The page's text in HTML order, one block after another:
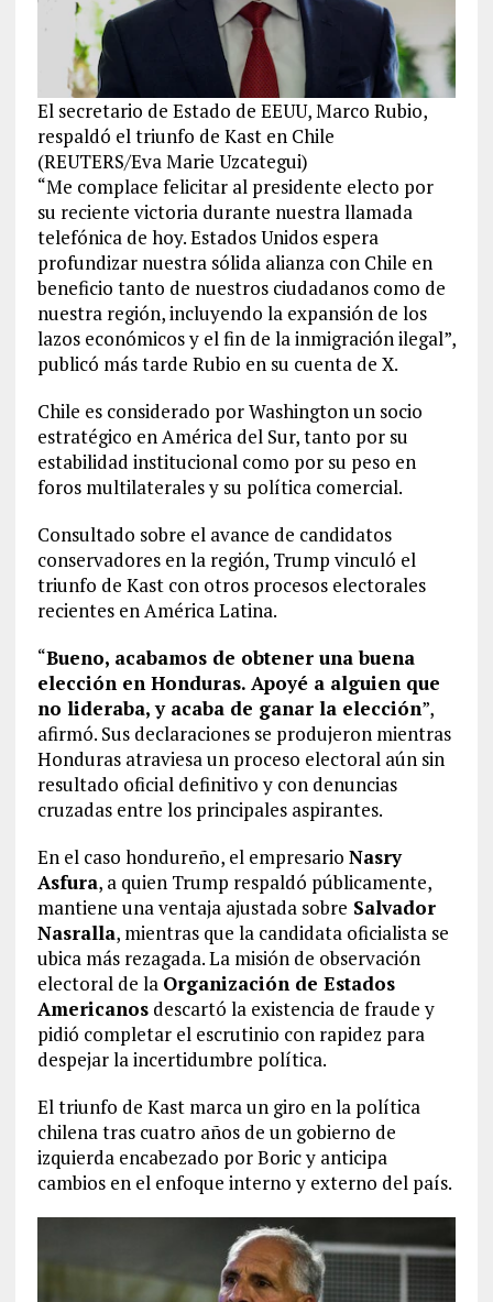
El secretario de Estado de EEUU, Marco Rubio,
respaldó el triunfo de Kast en Chile
(REUTERS/Eva Marie Uzcategui)
“Me complace felicitar al presidente electo por
su reciente victoria durante nuestra llamada
telefónica de hoy. Estados Unidos espera
profundizar nuestra sólida alianza con Chile en
beneficio tanto de nuestros ciudadanos como de
nuestra región, incluyendo la expansión de los
lazos económicos y el fin de la inmigración ilegal”,
publicó más tarde Rubio en su cuenta de X.
Chile es considerado por Washington un socio
estratégico en América del Sur, tanto por su
estabilidad institucional como por su peso en
foros multilaterales y su política comercial.
Consultado sobre el avance de candidatos
conservadores en la región, Trump vinculó el
triunfo de Kast con otros procesos electorales
recientes en América Latina.
“Bueno, acabamos de obtener una buena
elección en Honduras. Apoyé a alguien que
no lideraba, y acaba de ganar la elección”,
afirmó. Sus declaraciones se produjeron mientras
Honduras atraviesa un proceso electoral aún sin
resultado oficial definitivo y con denuncias
cruzadas entre los principales aspirantes.
En el caso hondureño, el empresario Nasry
Asfura, a quien Trump respaldó públicamente,
mantiene una ventaja ajustada sobre Salvador
Nasralla, mientras que la candidata oficialista se
ubica más rezagada. La misión de observación
electoral de la Organización de Estados
Americanosdescartó la existencia de fraude y
pidió completar el escrutinio con rapidez para
despejar la incertidumbre política.
El triunfo de Kast marca un giro en la política
chilena tras cuatro años de un gobierno de
izquierda encabezado por Boric y anticipa
cambios en el enfoque interno y externo del país.